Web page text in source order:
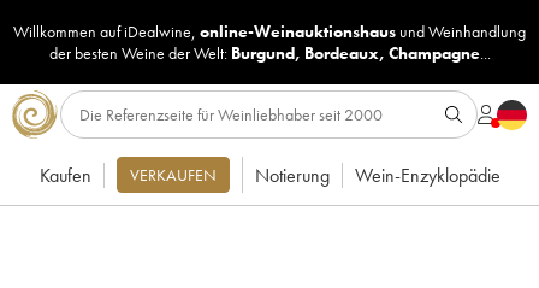
Willkommen auf iDealwine, online-Weinauktionshaus undWeinhandlung
der besten Weine der Welt: Burgund, Bordeaux, Champagne...
Kaufen VERKAUFEN Notierung Wein-Enzyklopädie